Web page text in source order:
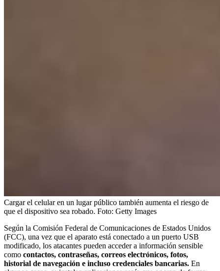
Cargar el celular en un lugar público también aumenta el riesgo de
que el dispositivo sea robado. Foto: Getty Images
Según la Comisión Federal de Comunicaciones de Estados Unidos
(FCC), una vez que el aparato está conectado a un puerto USB
modificado, los atacantes pueden acceder a información sensible
como contactos, contraseñas, correos electrónicos, fotos,
historial de navegación e incluso credenciales bancarias. En